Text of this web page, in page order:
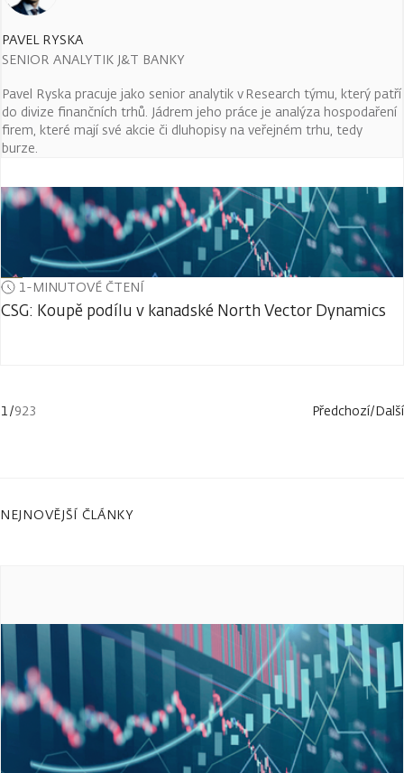
PAVEL RYSKA
SENIOR ANALYTIK J&T BANKY
Pavel Ryska pracuje jako senior analytik v Research týmu, který patří
do divize finančních trhů. Jádrem jeho práce je analýza hospodaření
firem, které mají své akcie či dluhopisy na veřejném trhu, tedy
burze.
1-MINUTOVÉ ČTENÍ
CSG: Koupě podílu v kanadské North Vector Dynamics
1/923 Předchozí/Další
NEJNOVĚJŠÍ ČLÁNKY